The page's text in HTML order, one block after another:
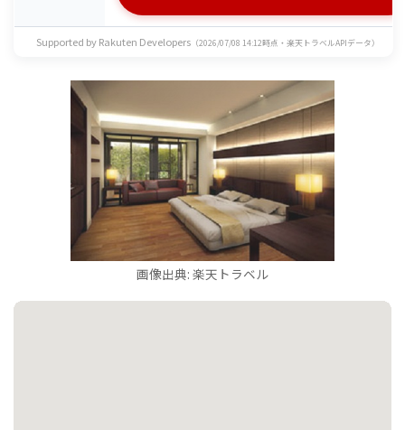
Supported by Rakuten Developers （2026/07/08 14:12時点・楽天トラベルAPIデータ）
画像出典: 楽天トラベル